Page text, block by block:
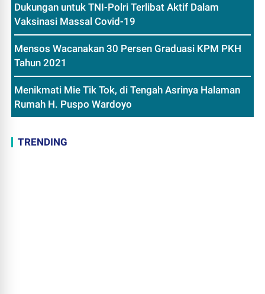
Dukungan untuk TNI-Polri Terlibat Aktif Dalam
Vaksinasi Massal Covid-19
Mensos Wacanakan 30 Persen Graduasi KPM PKH
Tahun 2021
Menikmati Mie Tik Tok, di Tengah Asrinya Halaman
Rumah H. Puspo Wardoyo
TRENDING